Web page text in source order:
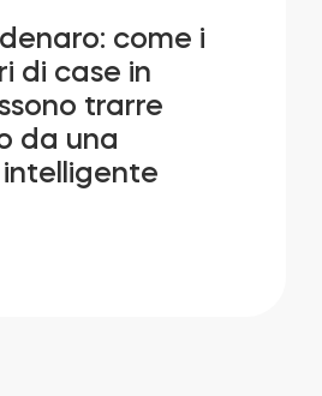
come i
di case in
trarre
da una